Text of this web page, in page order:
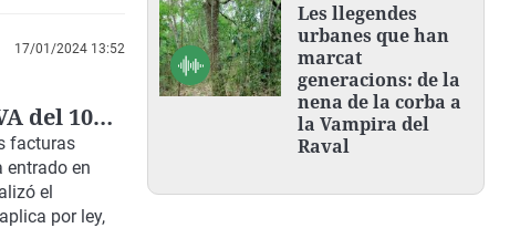
17/01/2024 13:52
del 10%
en
facturas
entrado en
el
por ley,
Les llegendes
urbanes que han
marcat
generacions: de la
nena de la corba a
la Vampira del
Raval